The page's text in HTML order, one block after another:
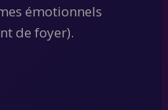
émotionnels
de foyer).